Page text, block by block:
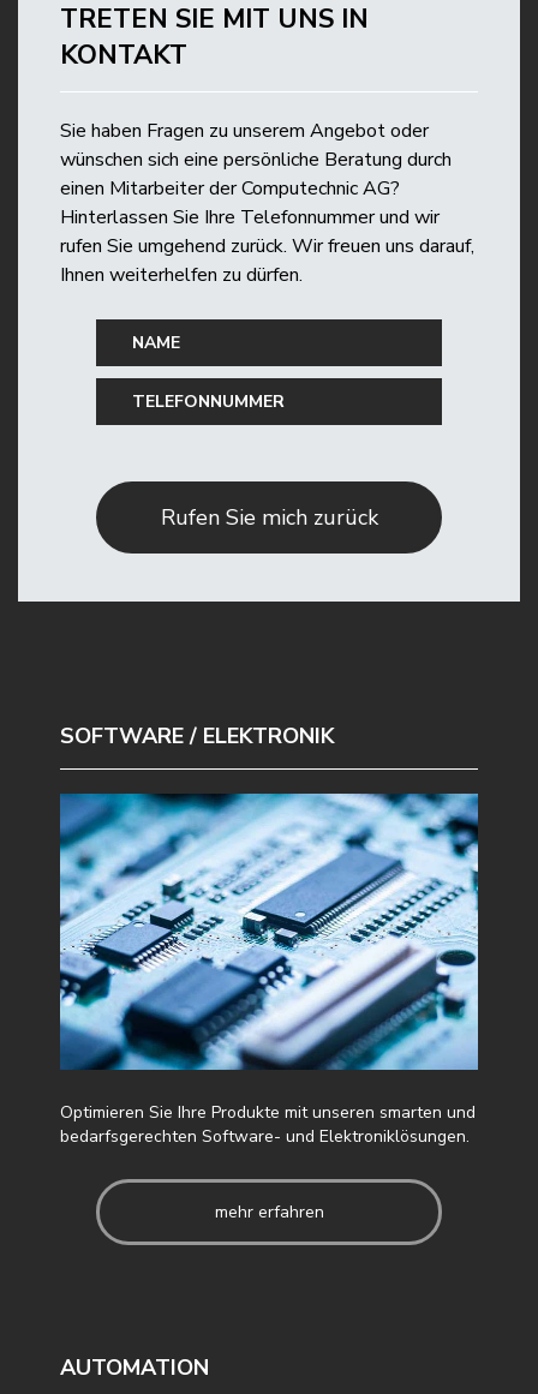
TRETEN SIE MIT UNS IN
KONTAKT
Sie haben Fragen zu unserem Angebot oder
wünschen sich eine persönliche Beratung durch
einen Mitarbeiter der Computechnic AG?
Hinterlassen Sie Ihre Telefonnummer und wir
rufen Sie umgehend zurück. Wir freuen uns darauf,
Ihnen weiterhelfen zu dürfen.
Rufen Sie mich zurück
SOFTWARE / ELEKTRONIK
Optimieren Sie Ihre Produkte mit unseren smarten und
bedarfsgerechten Software- und Elektroniklösungen.
mehr erfahren
AUTOMATION